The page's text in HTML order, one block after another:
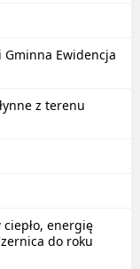
Ewidencja
z terenu
energię
do roku